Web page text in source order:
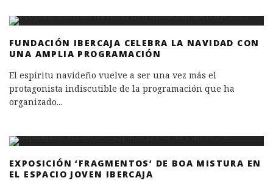
FUNDACIÓN IBERCAJA CELEBRA LA NAVIDAD CON
UNA AMPLIA PROGRAMACIÓN
El espíritu navideño vuelve a ser una vez más el
protagonista indiscutible de la programación que ha
organizado...
EXPOSICIÓN ‘FRAGMENTOS’ DE BOA MISTURA EN
EL ESPACIO JOVEN IBERCAJA